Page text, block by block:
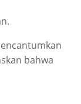
bahwa